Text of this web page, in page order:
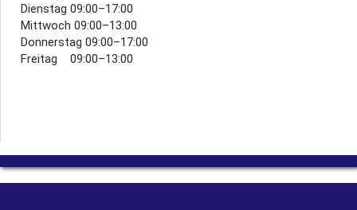
Dienstag 09:00–17:00
Mittwoch 09:00–13:00
Donnerstag 09:00–17:00
Freitag 09:00–13:00